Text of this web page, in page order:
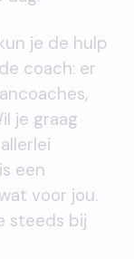
je de hulp
coach: er
je graag
een
voor jou.
steeds bij